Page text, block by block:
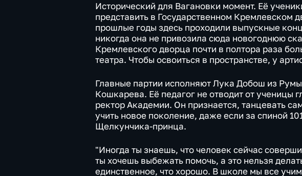
Исторический для Вагановки момент. Её
представить в Государственном Кремлевском
прошлые годы здесь проходили выпускные
никогда она не привозила сюда новогоднюю
Кремлевского дворца почти в полтора раза
театра. Чтобы освоиться в пространстве, у
Главные партии исполняют Лука Добош из
Кошкарева. Её педагог не отводит от ученицы
ректор Академии. Он признается, танцевать
учить новое поколение, даже если за спиной
Щелкунчика-принца.
"Иногда ты знаешь, что человек сейчас
ты хочешь выбежать помочь, а это нельзя
единственное, что хорошо. В школе мы все